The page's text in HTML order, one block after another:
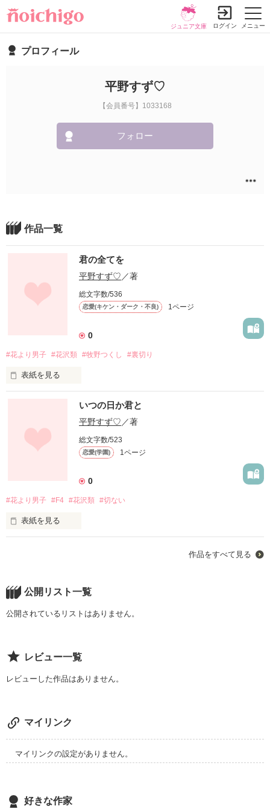
メニュー
ジュニア文庫 ログイン
プロフィール
平野すず♡
【会員番号】1033168
フォロー
作品一覧
君の全てを
平野すず♡ ／著
総文字数/536
恋愛(キケン・ダーク・不良) 1ページ
0
#花より男子 #花沢類 #牧野つくし #裏切り
表紙を見る
司はヒールとして出ます。
いつの日か君と
平野すず♡ ／著
総文字数/523
恋愛(学園) 1ページ
0
#花より男子 #F4 #花沢類 #切ない
表紙を見る
の小説なっております。原作を知らない方も知ってる方も楽し
作品をすべて見る
公開リスト一覧
公開されているリストはありません。
レビュー一覧
レビューした作品はありません。
マイリンク
マイリンクの設定がありません。
好きな作家